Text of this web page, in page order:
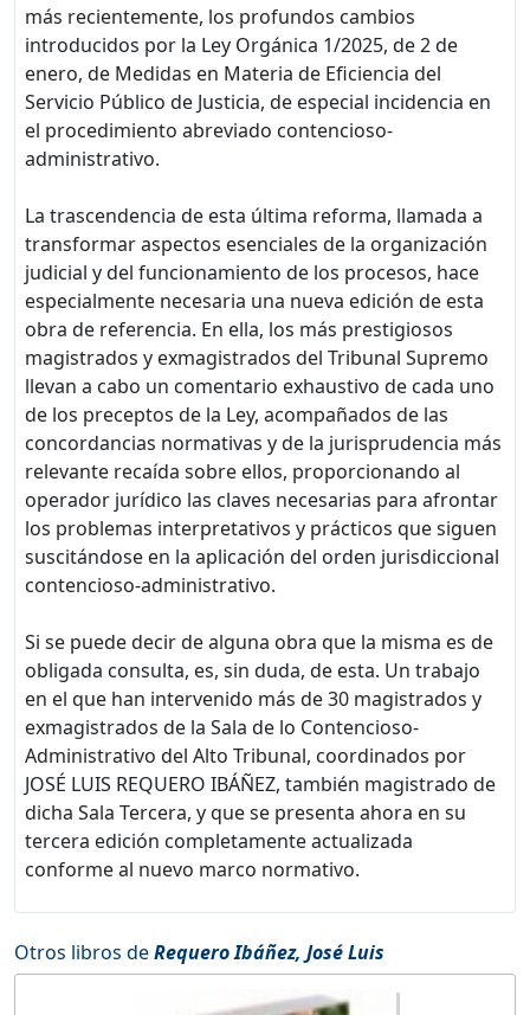
más recientemente, los profundos cambios
introducidos por la Ley Orgánica 1/2025, de 2 de
enero, de Medidas en Materia de Eficiencia del
Servicio Público de Justicia, de especial incidencia en
el procedimiento abreviado contencioso-
administrativo.
La trascendencia de esta última reforma, llamada a
transformar aspectos esenciales de la organización
judicial y del funcionamiento de los procesos, hace
especialmente necesaria una nueva edición de esta
obra de referencia. En ella, los más prestigiosos
magistrados y exmagistrados del Tribunal Supremo
llevan a cabo un comentario exhaustivo de cada uno
de los preceptos de la Ley, acompañados de las
concordancias normativas y de la jurisprudencia más
relevante recaída sobre ellos, proporcionando al
operador jurídico las claves necesarias para afrontar
los problemas interpretativos y prácticos que siguen
suscitándose en la aplicación del orden jurisdiccional
contencioso-administrativo.
Si se puede decir de alguna obra que la misma es de
obligada consulta, es, sin duda, de esta. Un trabajo
en el que han intervenido más de 30 magistrados y
exmagistrados de la Sala de lo Contencioso-
Administrativo del Alto Tribunal, coordinados por
JOSÉ LUIS REQUERO IBÁÑEZ, también magistrado de
dicha Sala Tercera, y que se presenta ahora en su
tercera edición completamente actualizada
conforme al nuevo marco normativo.
Otros libros deRequero Ibáñez, José Luis